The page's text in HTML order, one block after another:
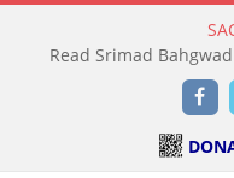
Read Srimad